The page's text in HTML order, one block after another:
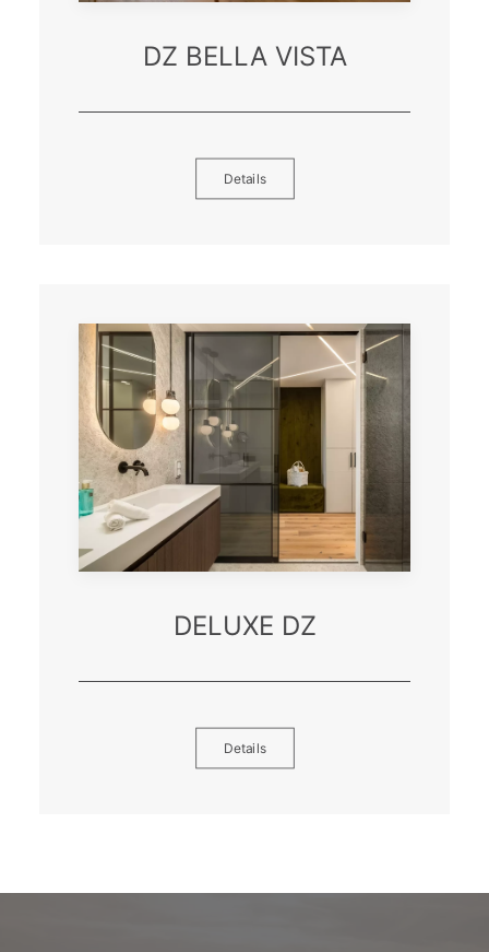
DZ BELLA VISTA
Details
DELUXE DZ
Details